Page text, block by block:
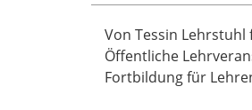
Von Tessin
Öffentliche
Fortbildung für